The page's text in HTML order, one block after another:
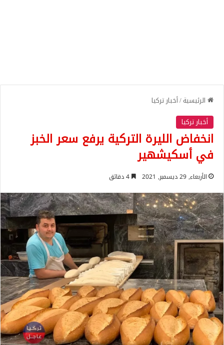
الرئيسية/أخبار تركيا
أخبار تركيا
انخفاض الليرة التركية يرفع سعر الخبز
في أسكيشهير
الأربعاء, 29 ديسمبر, 2021